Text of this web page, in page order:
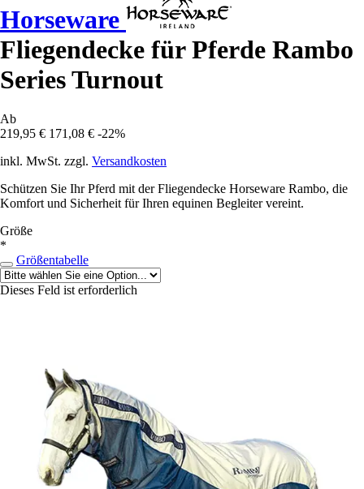
Horseware
Fliegendecke für Pferde Rambo
Series Turnout
Ab
219,95 € 171,08 € -22%
inkl. MwSt. zzgl. Versandkosten
Schützen Sie Ihr Pferd mit der Fliegendecke Horseware Rambo, die
Komfort und Sicherheit für Ihren equinen Begleiter vereint.
Größe
*
Größentabelle
Dieses Feld ist erforderlich